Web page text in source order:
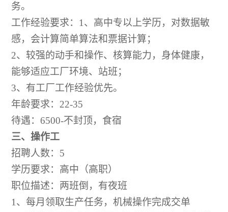
务。
工作经验要求： 1、高中专以上学历，对数据敏
感，会计算简单算法和票据计算；
2、较强的动手和操作、核算能力，身体健康，
能够适应工厂环境、站班；
3、有工厂工作经验优先。
年龄要求： 22-35
待遇：6500-不封顶，食宿
三、操作工
招聘人数： 5
学历要求：高中（高职）
职位描述：两班倒，有夜班
1、每月领取生产任务，机械操作完成交单